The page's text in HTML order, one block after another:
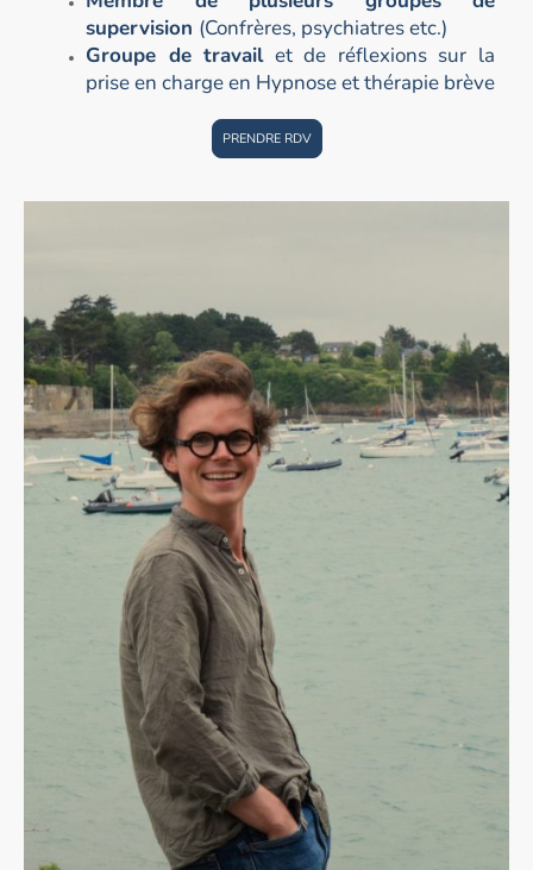
supervision (Confrères, psychiatres etc.)
Groupe de travailet de réflexions sur la
prise en charge en Hypnose et thérapie brève
PRENDRE RDV